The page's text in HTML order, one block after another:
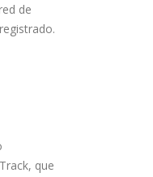
de
que